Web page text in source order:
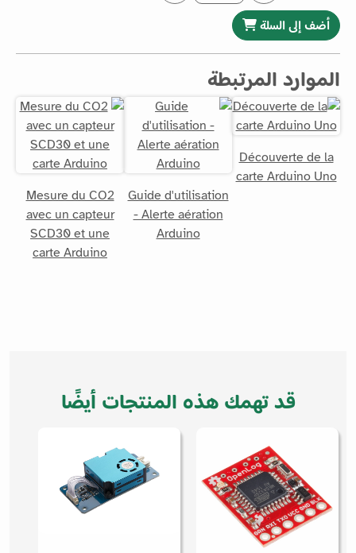
أضف إلى السلة
الموارد المرتبطة
Découverte de la
carte Arduino Uno
Guide d'utilisation
- Alerte aération
Arduino
Mesure du CO2
avec un capteur
SCD30 et une
carte Arduino
قد تهمك هذه المنتجات أيضًا